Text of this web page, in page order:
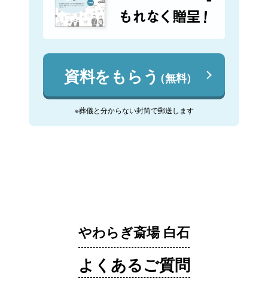
資料をもらう（無料）
※葬儀と分からない封筒で郵送します
やわらぎ斎場 白石
よくあるご質問